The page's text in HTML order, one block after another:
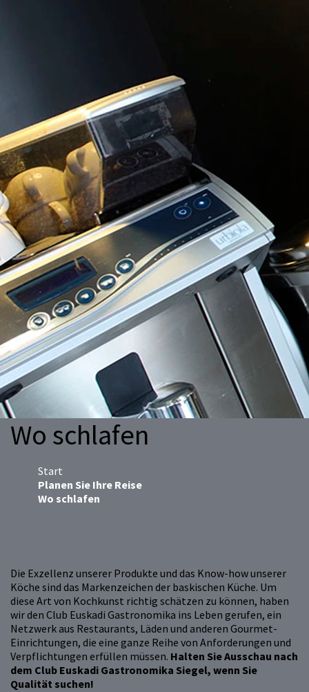
Wo schlafen
Start
Planen Sie Ihre Reise
Wo schlafen
Die Exzellenz unserer Produkte und das Know-how unserer
Köche sind das Markenzeichen der baskischen Küche. Um
diese Art von Kochkunst richtig schätzen zu können, haben
wir den Club Euskadi Gastronomika ins Leben gerufen, ein
Netzwerk aus Restaurants, Läden und anderen Gourmet-
Einrichtungen, die eine ganze Reihe von Anforderungen und
Verpflichtungen erfüllen müssen. Halten Sie Ausschau nach
dem Club Euskadi Gastronomika Siegel, wenn Sie
Qualität suchen!